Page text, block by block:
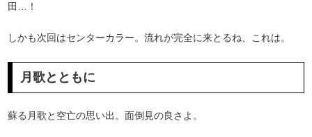
田…！
しかも次回はセンターカラー。流れが完全に来とるね、これは。
月歌とともに
蘇る月歌と空亡の思い出。面倒見の良さよ。